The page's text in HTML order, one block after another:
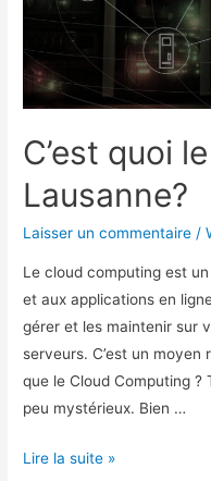
C’est quoi
Lausanne?
Laisser un commentaire /
Le cloud computing est
et aux applications en
gérer et les maintenir sur
serveurs. C’est un moyen
que le Cloud Computing ?
peu mystérieux. Bien …
C’est
Lire la suite »